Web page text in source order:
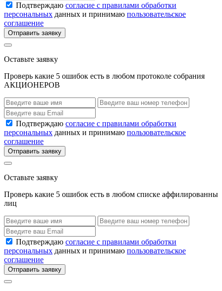
Подтверждаю согласие с правилами обработки
персональных данных и принимаю пользовательское
соглашение
Отправить заявку
Оставьте заявку
Проверь какие 5 ошибок есть в любом протоколе собрания
АКЦИОНЕРОВ
Подтверждаю согласие с правилами обработки
персональных данных и принимаю пользовательское
соглашение
Отправить заявку
Оставьте заявку
Проверь какие 5 ошибок есть в любом списке аффилированны
лиц
Подтверждаю согласие с правилами обработки
персональных данных и принимаю пользовательское
соглашение
Отправить заявку